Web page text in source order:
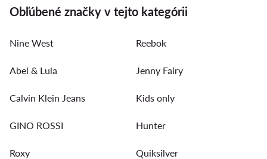
Obľúbené značky v tejto kategórii
Nine West Reebok
Abel & Lula Jenny Fairy
Calvin Klein Jeans Kids only
GINO ROSSI Hunter
Roxy Quiksilver